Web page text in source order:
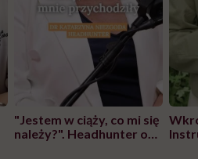
"Jestem w ciąży, co mi się
należy?". Headhunter o